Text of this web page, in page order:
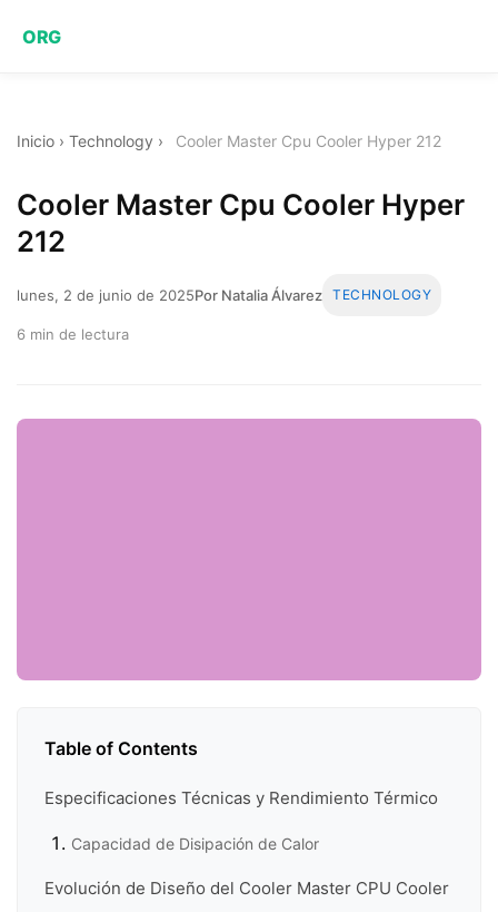
ORG
Inicio › Technology › Cooler Master Cpu Cooler Hyper 212
Cooler Master Cpu Cooler Hyper
212
lunes, 2 de junio de 2025Por Natalia Álvarez TECHNOLOGY
6 min de lectura
Table of Contents
Especificaciones Técnicas y Rendimiento Térmico
Capacidad de Disipación de Calor
Evolución de Diseño del Cooler Master CPU Cooler